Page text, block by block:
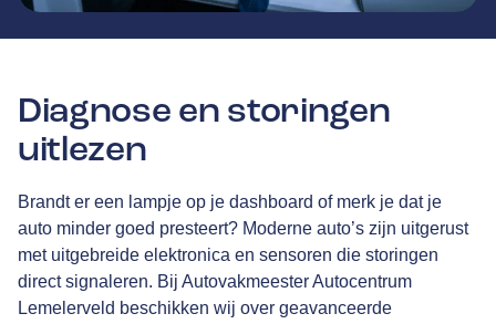
Diagnose en storingen
uitlezen
Brandt er een lampje op je dashboard of merk je dat je
auto minder goed presteert? Moderne auto’s zijn uitgerust
met uitgebreide elektronica en sensoren die storingen
direct signaleren. Bij Autovakmeester Autocentrum
Lemelerveld beschikken wij over geavanceerde